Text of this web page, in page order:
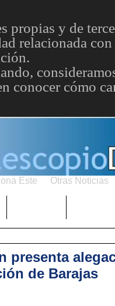
propias y de
relacionada
conocer cómo
Este Otras Noticias
presenta
de Barajas